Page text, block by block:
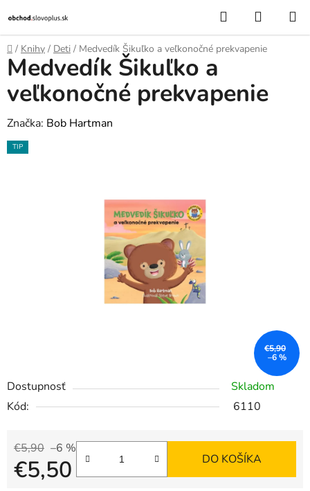
na
obsah
Hľadať
KOŠÍK
Domov
/ Knihy / Deti / Medvedík Šikuľko a veľkonočné prekvapenie
Dostupnosť
Skladom
Kód:
6110
€5,90 –6 %
€5,50 DO KOŠÍKA
Medvedík Šikuľko a
veľkonočné prekvapenie
Značka: Bob Hartman
TIP
€5,90
–6 %